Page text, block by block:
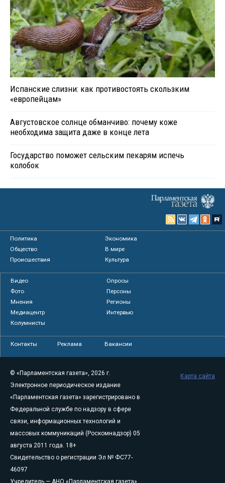
Испанские слизни: как противостоять скользким
«европейцам»
Августовское солнце обманчиво: почему коже
необходима защита даже в конце лета
Государство поможет сельским пекарям испечь
колобок
Политика
Экономика
Общество
В мире
Происшествия
Культура
Видео
Опросы
Фото
Персоны
Мнения
Регионы
Медиацентр
Интервью
Колумнисты
Контакты Реклама Вакансии
© «Парламентская газета», 2026 г.
Электронное периодическое издание
«Парламентская газета» зарегистрировано в
Федеральной службе по надзору в сфере
связи, информационных технологий и
массовых коммуникаций (Роскомнадзор) 05
августа 2011 года. 18+
Свидетельство о регистрации Эл № ФС77-
46097
Учредитель — АНО «Парламентская газета»
Карта сайта